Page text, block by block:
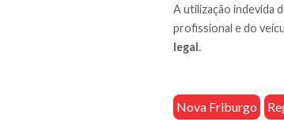
A utilização indevida
profissional e do
legal.
Nova Friburgo